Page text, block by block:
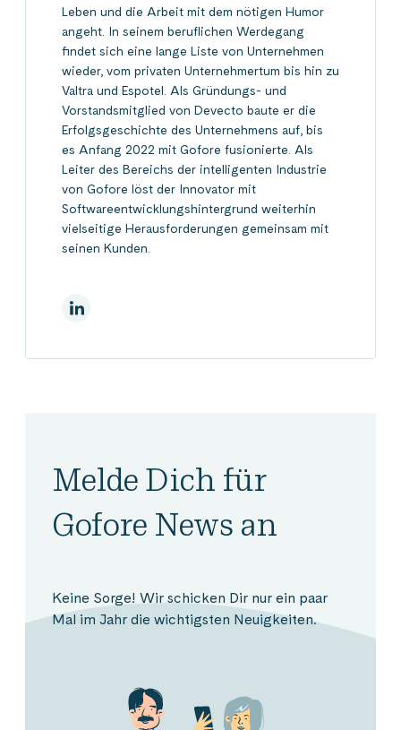
Leben und die Arbeit mit dem nötigen Humor
angeht. In seinem beruflichen Werdegang
findet sich eine lange Liste von Unternehmen
wieder, vom privaten Unternehmertum bis hin zu
Valtra und Espotel. Als Gründungs- und
Vorstandsmitglied von Devecto baute er die
Erfolgsgeschichte des Unternehmens auf, bis
es Anfang 2022 mit Gofore fusionierte. Als
Leiter des Bereichs der intelligenten Industrie
von Gofore löst der Innovator mit
Softwareentwicklungshintergrund weiterhin
vielseitige Herausforderungen gemeinsam mit
seinen Kunden.
Auf Linkedin
Melde Dich für
Gofore News an
Keine Sorge! Wir schicken Dir nur ein paar
Mal im Jahr die wichtigsten Neuigkeiten.